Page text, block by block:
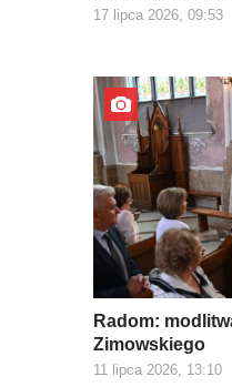
17 lipca 2026, 09:53
Radom:
Zimowskiego
11 lipca 2026, 13:10